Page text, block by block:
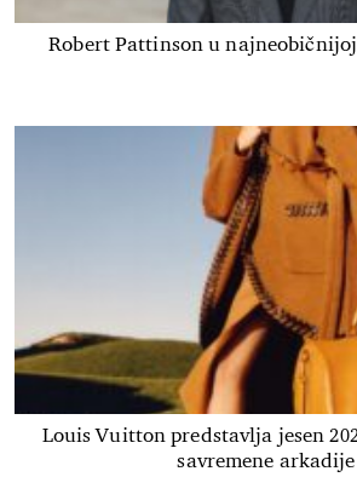
Robert Pattinson u
Louis Vuitton predstavlja jesen
savremene arkadije